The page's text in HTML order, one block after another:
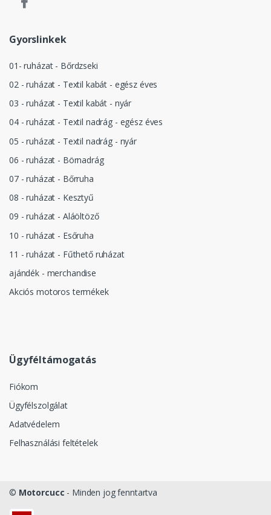
Gyorslinkek
01- ruházat - Bőrdzseki
02 - ruházat - Textil kabát - egész éves
03 - ruházat - Textil kabát - nyár
04 - ruházat - Textil nadrág - egész éves
05 - ruházat - Textil nadrág - nyár
06 - ruházat - Börnadrág
07 - ruházat - Bőrruha
08 - ruházat - Kesztyű
09 - ruházat - Aláöltöző
10 - ruházat - Esőruha
11 - ruházat - Fűthető ruházat
ajándék - merchandise
Akciós motoros termékek
Ügyféltámogatás
Fiókom
Ügyfélszolgálat
Adatvédelem
Felhasználási feltételek
© Motorcucc - Minden jog fenntartva